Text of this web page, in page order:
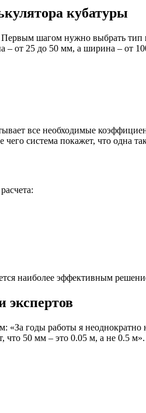
кубатуры
шагом нужно выбрать тип
– от 25 до 50 мм, а ширина –
все необходимые
система покажет, что одна
наиболее эффективным
экспертов
годы работы я
50 мм – это 0.05 м, а не 0.5 м».